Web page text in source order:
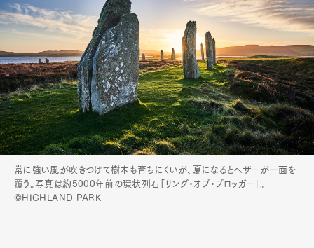
常に強い風が吹きつけて樹木も育ちにくいが、夏になるとヘザーが一面を
覆う。写真は約5000年前の環状列石「リング・オブ・ブロッガー」。
©HIGHLAND PARK